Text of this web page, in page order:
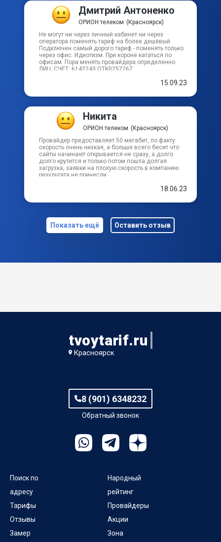
Дмитрий Антоненко
ОРИОН телеком (Красноярск)
Не могут ни через личный кабинет ни через
оператора поменять тариф на более дешёвый.
Подключен самый дорого тариф - поменять только
через офис. Идиотизм. При короне кататься по
офисам. Пора менять провайдера определенно.
ЛИЦ. СЧЕТ: 6142243 OTK0257267
15.09.23
Никита
ОРИОН телеком (Красноярск)
Провайдер предоставляет 50 мегабит, по факту
скорость очень низкая, а больше всего бесит что
сайты начинают открывается не сразу, а долго
долго крутится и только потом пошла долгая
загрузка, заявки на плохую скорость в компанию
результата не принесли.
18.06.23
Показать ещё Оставить отзыв
tvoytarif.ru
Красноярск
8 (901) 6348232
Обратный звонок
Поиск по
адресу
Тарифы
Отзывы
Замер
Народный
рейтинг
Провайдеры
Акции
Зона